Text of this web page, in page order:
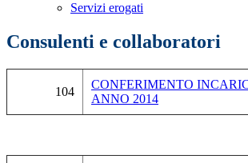
Servizi erogati
Consulenti e collaboratori
104
CONFERIMENTO
ANNO 2014